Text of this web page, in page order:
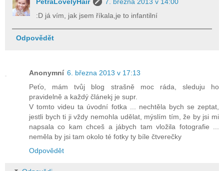
:D já vím, jak jsem říkala,je to infantilní
Odpovědět
Anonymní 6. března 2013 v 17:13
Peťo, mám tvůj blog strašně moc ráda, sleduju ho
pravidelně a každý článekj je supr.
V tomto videu ta úvodní fotka ... nechtěla bych se zeptat,
jestli bych ti ji vždy nemohla udělat, mýslím tím, že by jsi mi
napsala co kam chceš a jábych tam vložila fotografie ...
neměla by jsi tam okolo té fotky ty bíle čtverečky
Odpovědět